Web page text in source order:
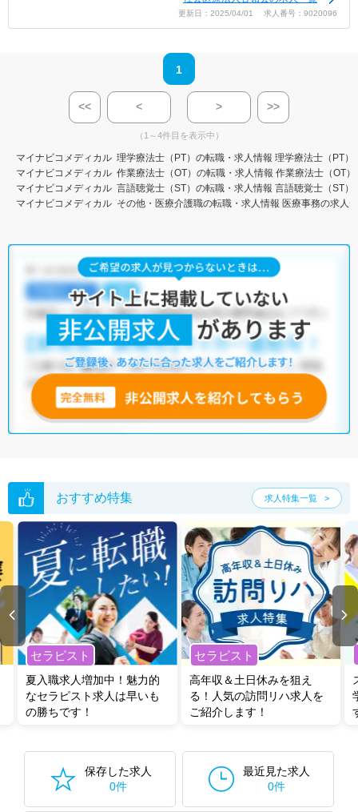
更新日：2025/04/01 求人番号：9020096
1
<< < > >>
（1～4件目を表示中）
マイナビコメディカル 理学療法士（PT）の転職・求人情報 理学療法士（PT）
マイナビコメディカル 作業療法士（OT）の転職・求人情報 作業療法士（OT
マイナビコメディカル 言語聴覚士（ST）の転職・求人情報 言語聴覚士（ST）
マイナビコメディカル その他・医療介護職の転職・求人情報 医療事務の求人
おすすめ特集 求人特集一覧
セラピスト
夏入職求人増加中！魅力的
なセラピスト求人は早いも
の勝ちです！
セラピスト
高年収＆土日休みを狙え
る！人気の訪問リハ求人を
ご紹介します！
保存した求人
0件
最近見た求人
0件